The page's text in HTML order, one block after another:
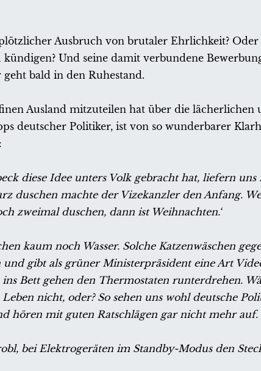
Ausbruch von brutaler Ehrlichkeit?
Und seine damit verbundene
bald in den Ruhestand.
Ausland mitzuteilen hat über die lächerlichen
deutscher Politiker, ist von so wunderbarer
diese Idee unters Volk gebracht hat, liefern
duschen machte der Vizekanzler den Anfang.
zweimal duschen, dann ist Weihnachten.‘
kaum noch Wasser. Solche Katzenwäschen
gibt als grüner Ministerpräsident eine Art
Bett gehen den Thermostaten runterdrehen.
nicht, oder? So sehen uns wohl deutsche
hören mit guten Ratschlägen gar nicht mehr auf.
bei Elektrogeräten im Standby-Modus den